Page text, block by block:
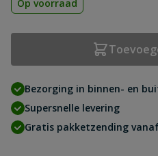
Op voorraad
Bezorging in binnen- en
Supersnelle levering
Gratis pakketzending